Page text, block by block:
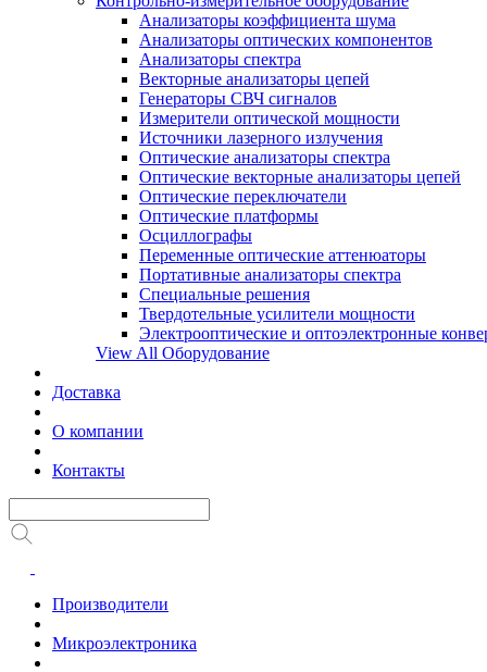
Анализаторы коэффициента шума
Анализаторы оптических компонентов
Анализаторы спектра
Векторные анализаторы цепей
Генераторы СВЧ сигналов
Измерители оптической мощности
Источники лазерного излучения
Оптические анализаторы спектра
Оптические векторные анализаторы цепей
Оптические переключатели
Оптические платформы
Осциллографы
Переменные оптические аттенюаторы
Портативные анализаторы спектра
Специальные решения
Твердотельные усилители мощности
Электрооптические и оптоэлектронные
View All Оборудование
Доставка
О компании
Контакты
Производители
Микроэлектроника